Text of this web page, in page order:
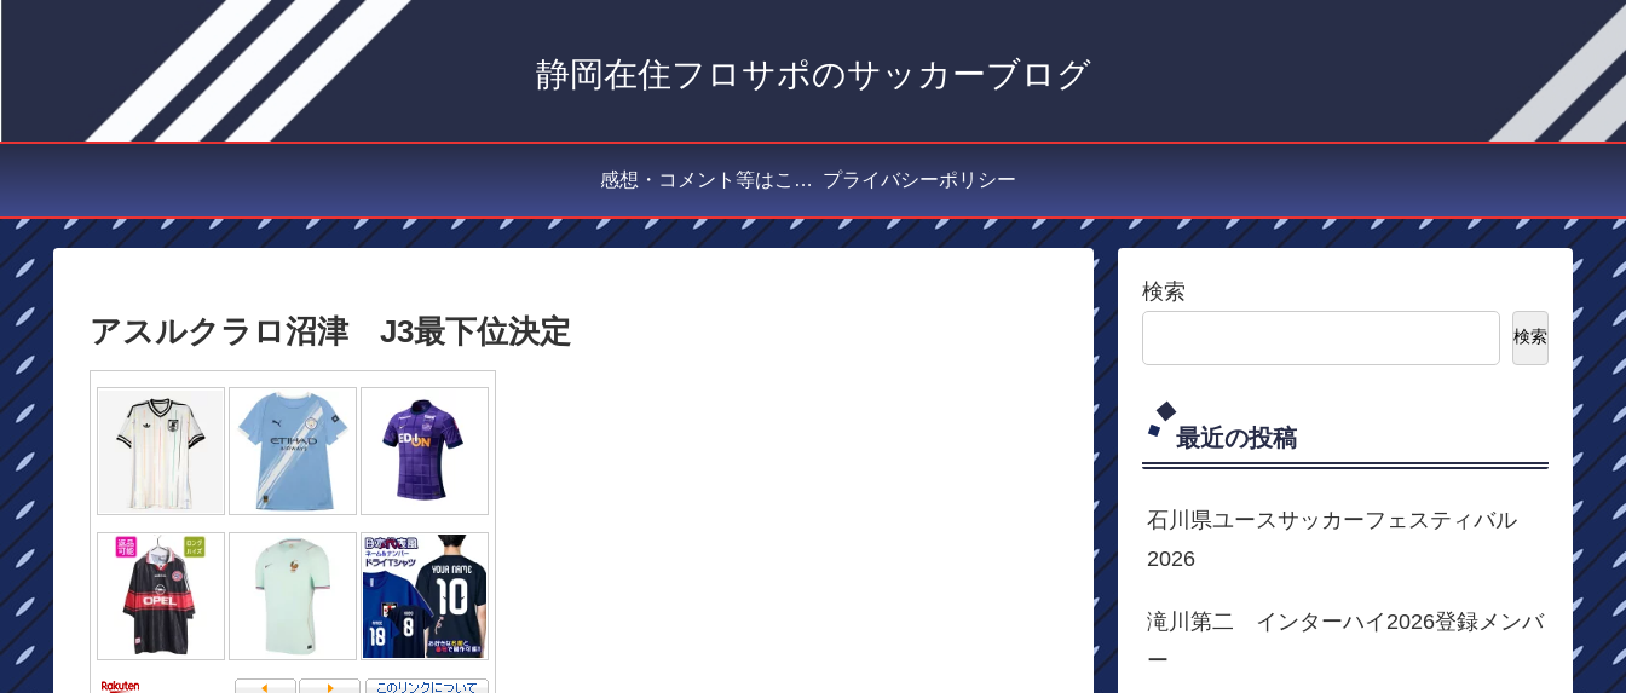
静岡在住フロサポのサッカーブログ
感想・コメント等はこちら プライバシーポリシー
アスルクラロ沼津 J3最下位決定
検索
検索
最近の投稿
石川県ユースサッカーフェスティバル
2026
滝川第二 インターハイ2026登録メンバ
ー